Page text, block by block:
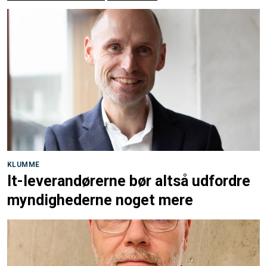
KLUMME
It-leverandørerne bør altså udfordre
myndighederne noget mere